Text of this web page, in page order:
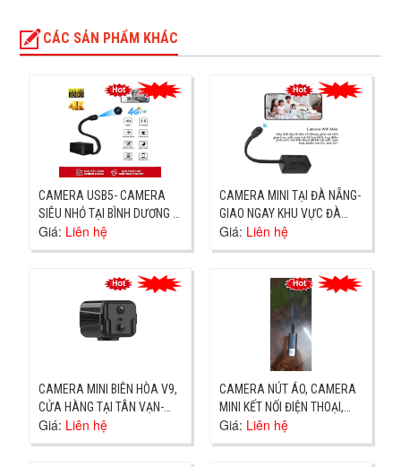
CÁC SẢN PHẨM KHÁC
CAMERA USB5- CAMERA
SIÊU NHỎ TẠI BÌNH DƯƠNG -
ĐỊA CHỈ DĨ AN GIAO NGAY
Giá: Liên hệ
CAMERA MINI TẠI ĐÀ NẴNG-
GIAO NGAY KHU VỰC ĐÀ
NẴNG
Giá: Liên hệ
CAMERA MINI BIÊN HÒA V9,
CỬA HÀNG TẠI TÂN VẠN-
GIAO NGAY
Giá: Liên hệ
CAMERA NÚT ÁO, CAMERA
MINI KẾT NỐI ĐIỆN THOẠI,
CỬA HÀNG TẠI TÂN VẠN
Giá: Liên hệ